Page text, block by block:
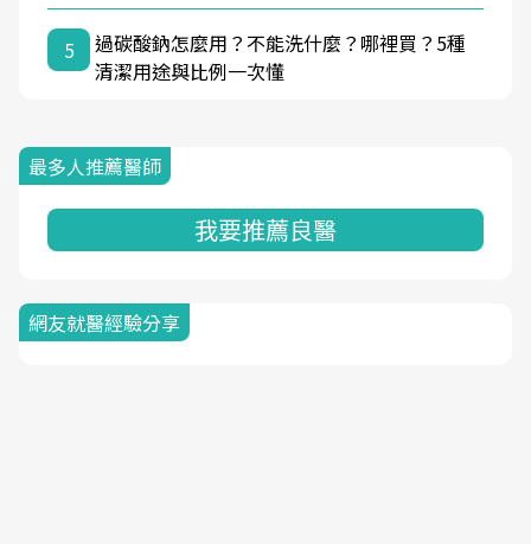
5
過碳酸鈉怎麼用？不能洗什麼？哪裡買？5種
清潔用途與比例一次懂
最多人推薦醫師
我要推薦良醫
網友就醫經驗分享